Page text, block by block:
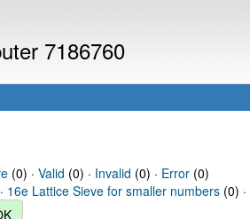
7186760
(0) · Valid (0) · Invalid (0) · Error(0)
16e Lattice Sieve for smaller numbers (0) ·